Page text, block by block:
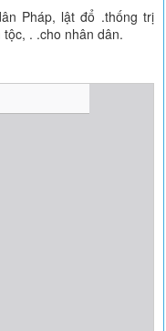
Pháp, lật đổ .thống trị
. .cho nhân dân.